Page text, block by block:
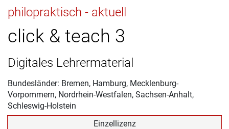
philopraktisch - aktuell
click & teach 3
Digitales Lehrermaterial
Bundesländer: Bremen, Hamburg, Mecklenburg-
Vorpommern, Nordrhein-Westfalen, Sachsen-Anhalt,
Schleswig-Holstein
Einzellizenz